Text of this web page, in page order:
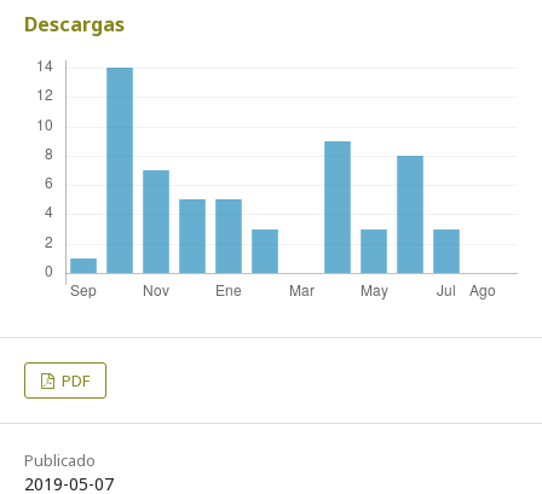
Descargas
PDF
Publicado
2019-05-07